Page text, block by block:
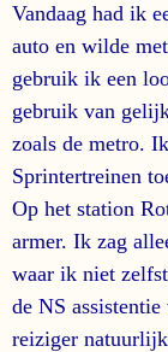
Vandaag had ik
auto en wilde
gebruik ik een
gebruik van
zoals de metro.
Sprintertreinen
Op het station
armer. Ik zag
waar ik niet
de NS
reiziger